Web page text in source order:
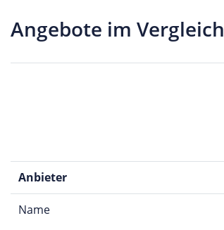
Angebote im Vergleich
Anbieter
Name